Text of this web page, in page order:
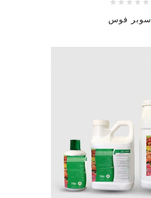
سوبر فوس